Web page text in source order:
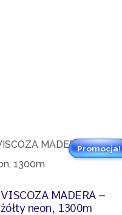
Promocja!
VISCOZA MADERA –
żółty neon, 1300m